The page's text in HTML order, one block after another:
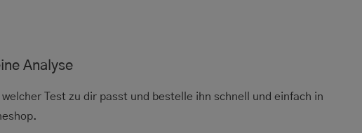
Analyse
welcher Test zu dir passt und bestelle ihn schnell und einfach in